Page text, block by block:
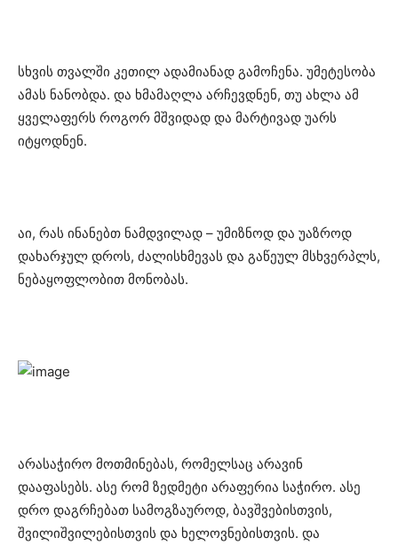
სხვის თვალში კეთილ ადამიანად გამოჩენა. უმეტესობა
ამას ნანობდა. და ხმამაღლა არჩევდნენ, თუ ახლა ამ
ყველაფერს როგორ მშვიდად და მარტივად უარს
იტყოდნენ.
აი, რას ინანებთ ნამდვილად – უმიზნოდ და უაზროდ
დახარჯულ დროს, ძალისხმევას და გაწეულ მსხვერპლს,
ნებაყოფლობით მონობას.
არასაჭირო მოთმინებას, რომელსაც არავინ
დააფასებს. ასე რომ ზედმეტი არაფერია საჭირო. ასე
დრო დაგრჩებათ სამოგზაუროდ, ბავშვებისთვის,
შვილიშვილებისთვის და ხელოვნებისთვის. და